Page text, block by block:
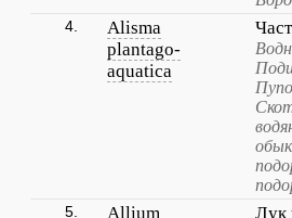
4.
Alisma
plantago-
aquatica
5.
Allium
Лук